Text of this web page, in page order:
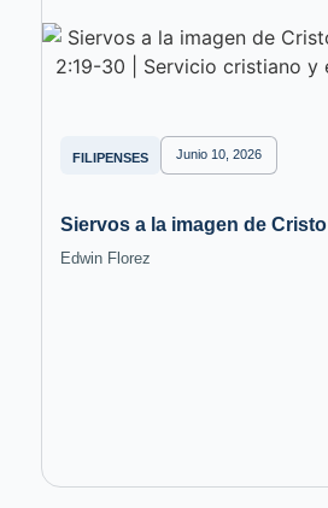
FILIPENSES Junio 10, 2026
Siervos a la imagen de Cristo
Edwin Florez